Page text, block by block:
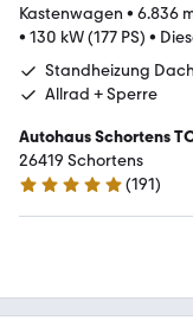
Kastenwagen • 6.836
• 130 kW (177 PS) •
Standheizung
Allrad + Sperre
Autohaus Schortens
26419 Schortens
5 Sterne
(191)